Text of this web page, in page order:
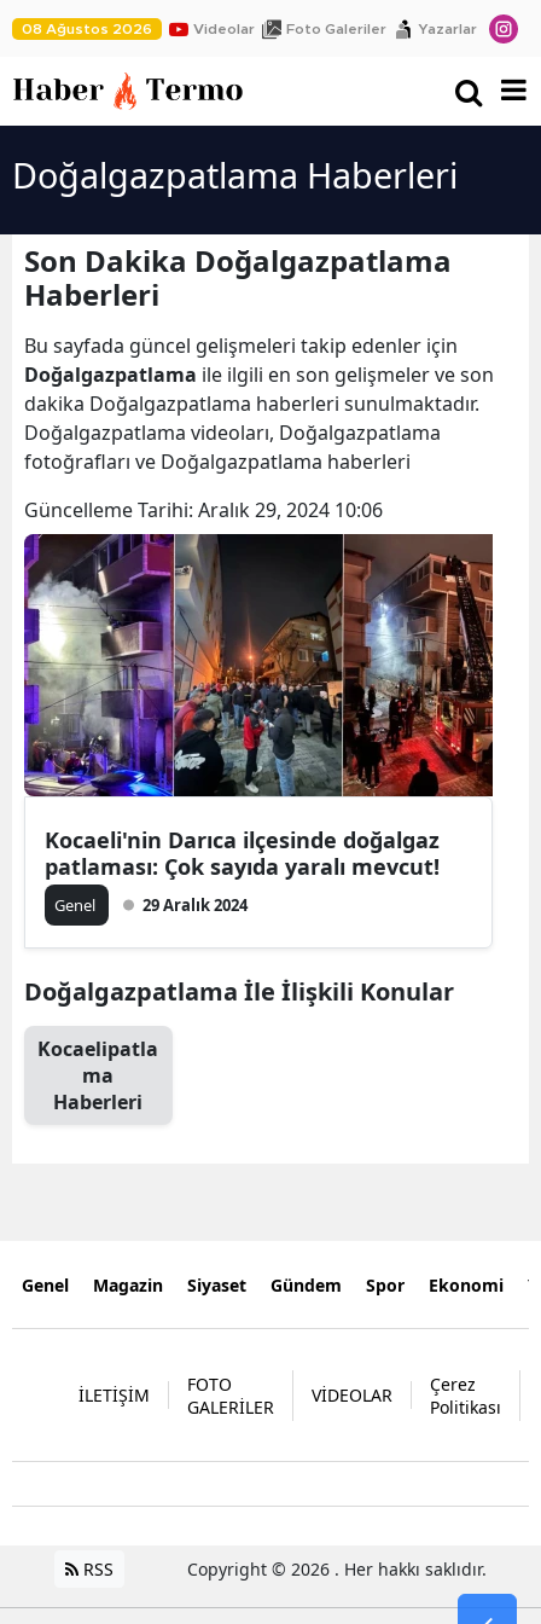
08 Ağustos 2026 Videolar Foto Galeriler Yazarlar
Doğalgazpatlama Haberleri
Son Dakika Doğalgazpatlama
Haberleri
Bu sayfada güncel gelişmeleri takip edenler için
Doğalgazpatlama ile ilgili en son gelişmeler ve son
dakika Doğalgazpatlama haberleri sunulmaktadır.
Doğalgazpatlama videoları, Doğalgazpatlama
fotoğrafları ve Doğalgazpatlama haberleri
Güncelleme Tarihi: Aralık 29, 2024 10:06
Kocaeli'nin Darıca ilçesinde doğalgaz
patlaması: Çok sayıda yaralı mevcut!
Genel 29 Aralık 2024
Doğalgazpatlama İle İlişkili Konular
Kocaelipatla
ma
Haberleri
Genel Magazin Siyaset Gündem Spor Ekonomi
İLETİŞİM
FOTO
GALERİLER
VİDEOLAR
Çerez
Politikası
RSS Copyright © 2026 . Her hakkı saklıdır.